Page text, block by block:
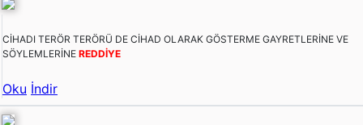
CİHADI TERÖR TERÖRÜ DE CİHAD OLARAK GÖSTERME GAYRETLERİNE VE
SÖYLEMLERİNE REDDİYE
Oku İndir